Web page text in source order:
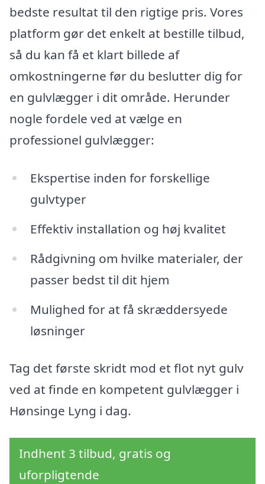
bedste resultat til den rigtige pris. Vores
platform gør det enkelt at bestille tilbud,
så du kan få et klart billede af
omkostningerne før du beslutter dig for
en gulvlægger i dit område. Herunder
nogle fordele ved at vælge en
professionel gulvlægger:
Ekspertise inden for forskellige
gulvtyper
Effektiv installation og høj kvalitet
Rådgivning om hvilke materialer, der
passer bedst til dit hjem
Mulighed for at få skræddersyede
løsninger
Tag det første skridt mod et flot nyt gulv
ved at finde en kompetent gulvlægger i
Hønsinge Lyng i dag.
Indhent 3 tilbud, gratis og
uforpligtende